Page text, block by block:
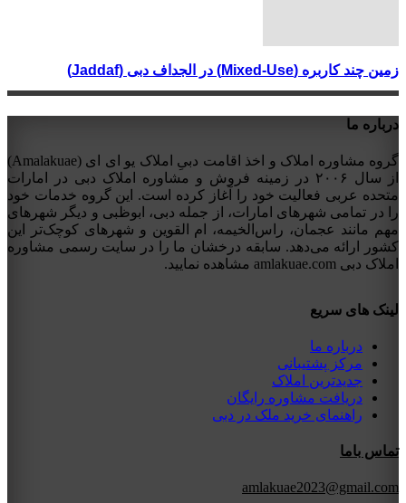
زمین چند کاربره (Mixed-Use) در الجداف دبی (Jaddaf)
درباره ما
گروه مشاوره املاک و اخذ اقامت دبیِ املاک یو ای ای (Amalakuae)
از سال ۲۰۰۶ در زمینه فروش و مشاوره املاک دبی در امارات
متحده عربی فعالیت خود را آغاز کرده است. این گروه خدمات خود
را در تمامی شهرهای امارات، از جمله دبی، ابوظبی و دیگر شهرهای
مهم مانند عجمان، راس‌الخیمه، ام القوین و شهرهای کوچک‌تر این
کشور ارائه می‌دهد. سابقه درخشان ما را در سایت رسمی مشاوره
املاک دبی amlakuae.com مشاهده نمایید.
لینک های سریع
درباره ما
مرکز پشتیبانی
جدیدترین املاک
دریافت مشاوره رایگان
راهنمای خرید ملک در دبی
تماس باما
amlakuae2023@gmail.com